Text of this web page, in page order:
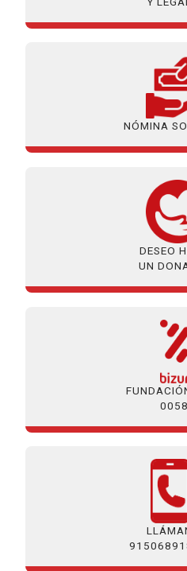
NÓMINA
DESEO
UN